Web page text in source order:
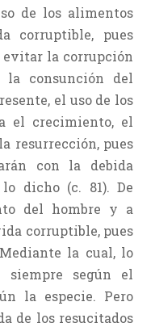
de los alimentos
corruptible, pues
evitar la corrupción
la consunción del
el uso de los
el crecimiento, el
resurrección, pues
con la debida
dicho (c. 81). De
del hombre y a
corruptible, pues
la cual, lo
siempre según el
la especie. Pero
de los resucitados